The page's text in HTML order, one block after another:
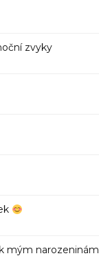
zvyky
mým narozeninám